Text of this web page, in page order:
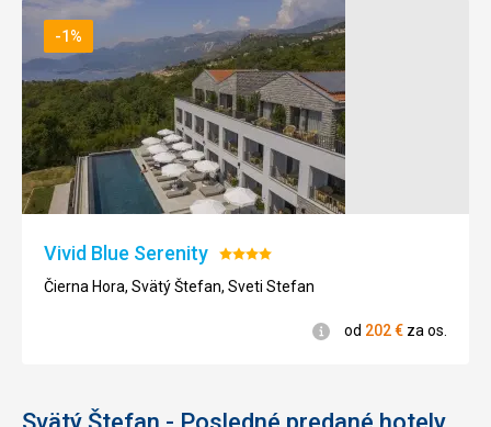
-1%
Vivid Blue Serenity Hodnotenie:
4/5
Čierna Hora, Svätý Štefan, Sveti Stefan
Informácie
od 202€ za os.